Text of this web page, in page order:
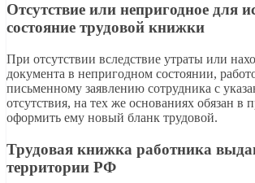
Отсутствие или непригодное для
состояние трудовой книжки
При отсутствии вследствие утраты или
документа в непригодном состоянии,
письменному заявлению сотрудника с
отсутствия, на тех же основаниях обязан в
оформить ему новый бланк трудовой.
Трудовая книжка работника
территории РФ